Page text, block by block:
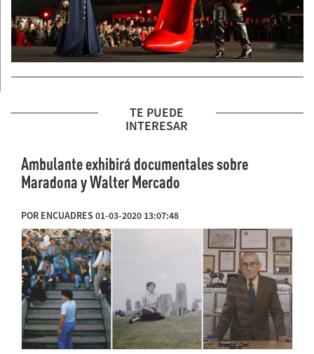
TE PUEDE
INTERESAR
Ambulante exhibirá documentales sobre
Maradona y Walter Mercado
POR ENCUADRES 01-03-2020 13:07:48